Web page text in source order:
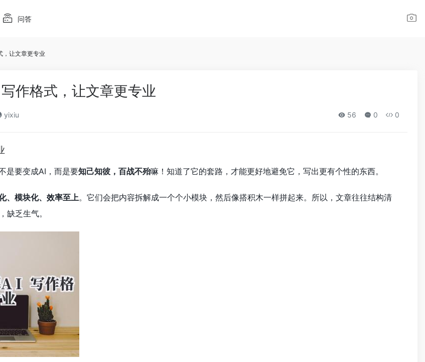
问答
，让文章更专业
作格式，让文章更专业
yixiu 56 0 0
是要变成AI，而是要知己知彼，百战不殆嘛！知道了它的套路，才能更好地避免它，写出更有个性的东西。
、模块化、效率至上。它们会把内容拆解成一个个小模块，然后像搭积木一样拼起来。所以，文章往往结构清
缺乏生气。